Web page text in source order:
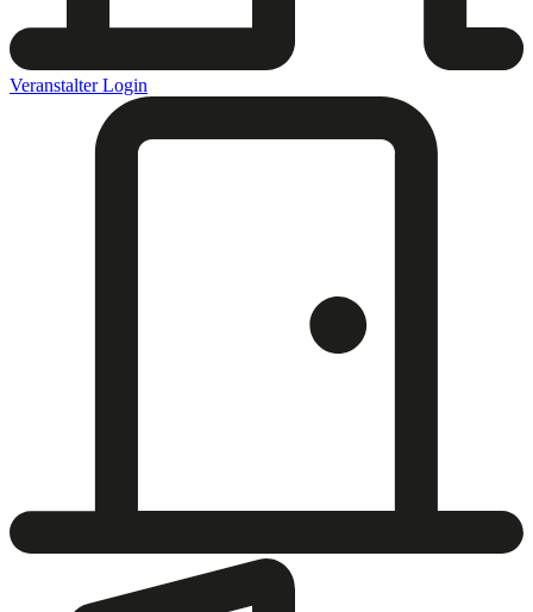
Veranstalter Login